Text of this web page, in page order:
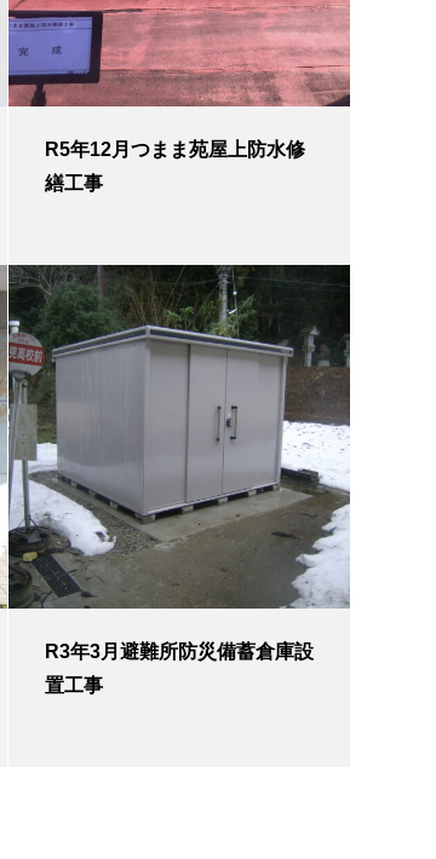
R5年12月つまま苑屋上防水修
繕工事
R3年3月避難所防災備蓄倉庫設
置工事